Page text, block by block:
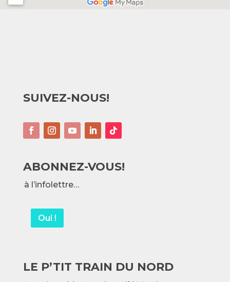
SUIVEZ-NOUS!
ABONNEZ-VOUS!
à l’infolettre…
Oui !
LE P’TIT TRAIN DU NORD